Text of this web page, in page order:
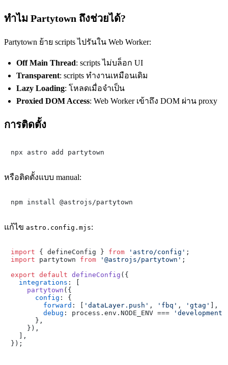
ทำไม Partytown ถึงช่วยได้?
Partytown ย้าย scripts ไปรันใน Web Worker:
Off Main Thread: scripts ไม่บล็อก UI
Transparent: scripts ทำงานเหมือนเดิม
Lazy Loading: โหลดเมื่อจำเป็น
Proxied DOM Access: Web Worker เข้าถึง DOM ผ่าน proxy
การติดตั้ง
หรือติดตั้งแบบ manual:
แก้ไข astro.config.mjs:
import { defineConfig } from 'astro/config'
import partytown from '@astrojs/partytown' ;
export default defineConfig ({
integrations : [
partytown ({
config : {
forward : [ 'dataLayer.push' , 'fbq' , 'gtag'
],
debug : process. env . NODE_ENV === 'development'
      },
    }),
  ],